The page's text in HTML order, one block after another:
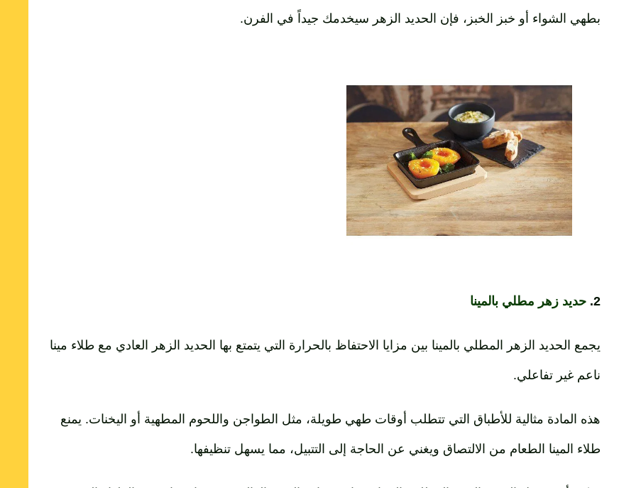
بطهي الشواء أو خبز الخبز، فإن الحديد الزهر سيخدمك جيداً في الفرن.
2. حديد زهر مطلي بالمينا
يجمع الحديد الزهر المطلي بالمينا بين مزايا الاحتفاظ بالحرارة التي يتمتع بها الحديد الزهر العادي مع طلاء مينا
ناعم غير تفاعلي.
هذه المادة مثالية للأطباق التي تتطلب أوقات طهي طويلة، مثل الطواجن واللحوم المطهية أو اليخنات. يمنع
طلاء المينا الطعام من الالتصاق ويغني عن الحاجة إلى التتبيل، مما يسهل تنظيفها.